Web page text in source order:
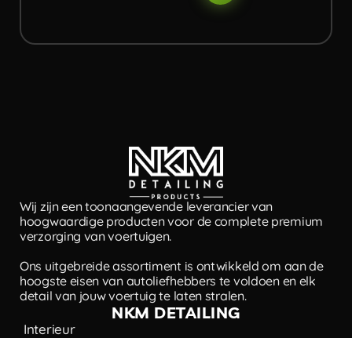
Wij zijn een toonaangevende leverancier van
hoogwaardige producten voor de complete premium
verzorging van voertuigen.
Ons uitgebreide assortiment is ontwikkeld om aan de
hoogste eisen van autoliefhebbers te voldoen en elk
detail van jouw voertuig te laten stralen.
NKM DETAILING
Interieur